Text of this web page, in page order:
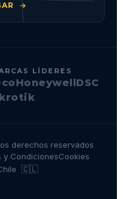
LÍDERES
HoneywellDSC
derechos reservados
y CondicionesCookies
🇨🇱